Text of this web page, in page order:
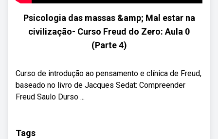
Psicologia das massas &amp; Mal estar na
civilização- Curso Freud do Zero: Aula 0
(Parte 4)
Curso de introdução ao pensamento e clínica de Freud,
baseado no livro de Jacques Sedat: Compreender
Freud Saulo Durso ...
Tags